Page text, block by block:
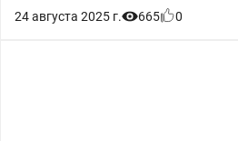
24 августа 2025 г. 665 0